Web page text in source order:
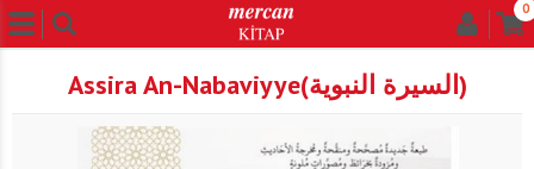
0
Assira An-Nabaviyye(السيرة النبوية)